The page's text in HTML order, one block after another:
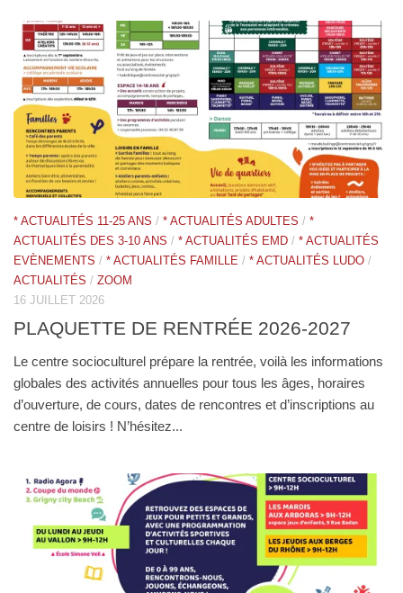
* ACTUALITÉS 11-25 ANS / * ACTUALITÉS ADULTES / *
ACTUALITÉS DES 3-10 ANS / * ACTUALITÉS EMD / * ACTUALITÉS
EVÈNEMENTS / * ACTUALITÉS FAMILLE / * ACTUALITÉS LUDO /
ACTUALITÉS / ZOOM
16 JUILLET 2026
PLAQUETTE DE RENTRÉE 2026-2027
Le centre socioculturel prépare la rentrée, voilà les informations
globales des activités annuelles pour tous les âges, horaires
d’ouverture, de cours, dates de rencontres et d’inscriptions au
centre de loisirs ! N’hésitez...